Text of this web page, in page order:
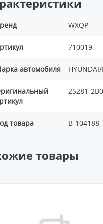
WXQP
710019
автомобиля
25281-
товара B-104188
товары